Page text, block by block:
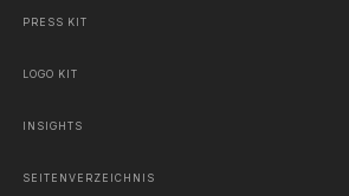
PRESS KIT
LOGO KIT
INSIGHTS
SEITENVERZEICHNIS